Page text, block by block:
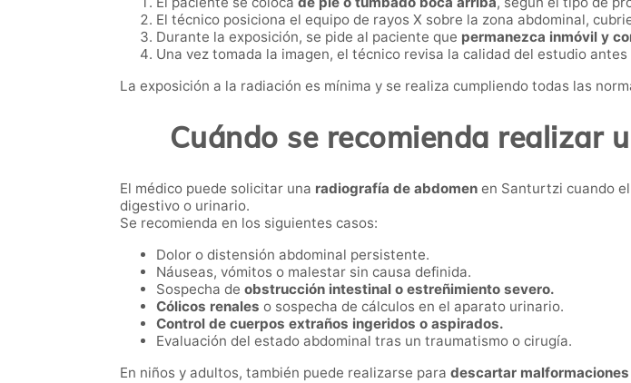
El técnico posiciona el equipo de rayos X sobre la zona abdominal,
Durante la exposición, se pide al paciente que permanezca inmóvil y
Una vez tomada la imagen, el técnico revisa la calidad del estudio
La exposición a la radiación es mínima y se realiza cumpliendo todas las
Cuándo se recomienda realizar
El médico puede solicitar una radiografía de abdomen en Santurtzi cuando
digestivo o urinario.
Se recomienda en los siguientes casos:
Dolor o distensión abdominal persistente.
Náuseas, vómitos o malestar sin causa definida.
Sospecha de obstrucción intestinal o estreñimiento severo.
Cólicos renales o sospecha de cálculos en el aparato urinario.
Control de cuerpos extraños ingeridos o aspirados.
Evaluación del estado abdominal tras un traumatismo o cirugía.
En niños y adultos, también puede realizarse para descartar malformaciones